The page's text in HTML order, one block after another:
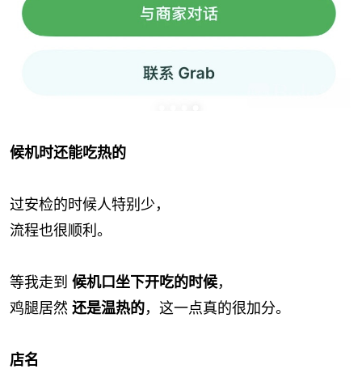
候机时还能吃热的
过安检的时候人特别少，
流程也很顺利。
等我走到 候机口坐下开吃的时候，
鸡腿居然 还是温热的，这一点真的很加分。
店名